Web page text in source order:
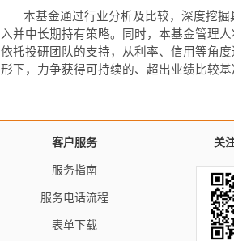
本基金通过行业分析及比较，深度挖
入并中长期持有策略。同时，本基金管理
依托投研团队的支持，从利率、信用等角
形下，力争获得可持续的、超出业绩比较基
客户服务
服务指南
服务电话流程
表单下载
关